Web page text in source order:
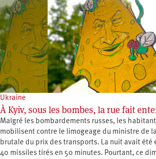
Ukraine
À Kyiv, sous les bombes, la rue fait
Malgré les bombardements russes, les
mobilisent contre le limogeage du ministre de
brutale du prix des transports. La nuit avait été
40 missiles tirés en 50 minutes. Pourtant, ce